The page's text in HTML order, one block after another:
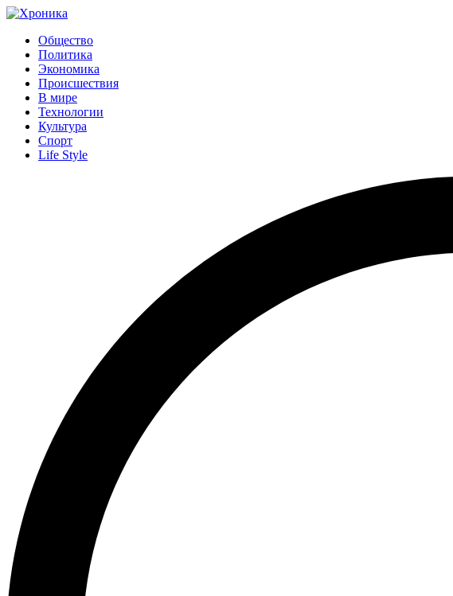
Общество
Политика
Экономика
Происшествия
В мире
Технологии
Культура
Спорт
Life Style